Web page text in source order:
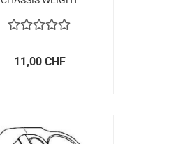
11,00 CHF